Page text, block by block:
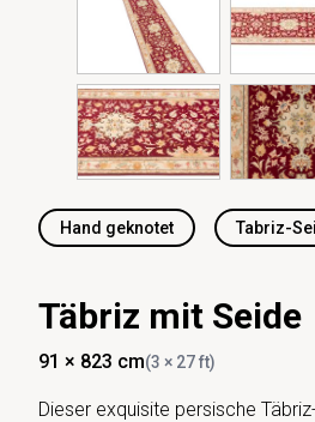
Hand geknotet Tabriz-
Täbriz mit Seide
91 × 823 cm(3 × 27 ft)
Dieser exquisite persische